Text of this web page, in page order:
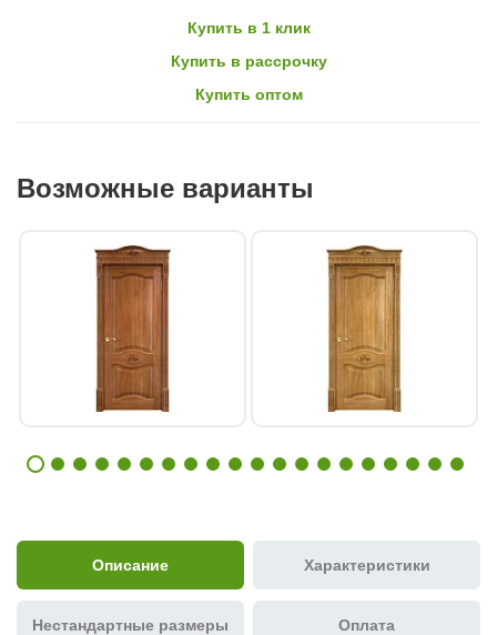
Купить в 1 клик
Купить в рассрочку
Купить оптом
Возможные варианты
Описание Характеристики
Нестандартные размеры Оплата